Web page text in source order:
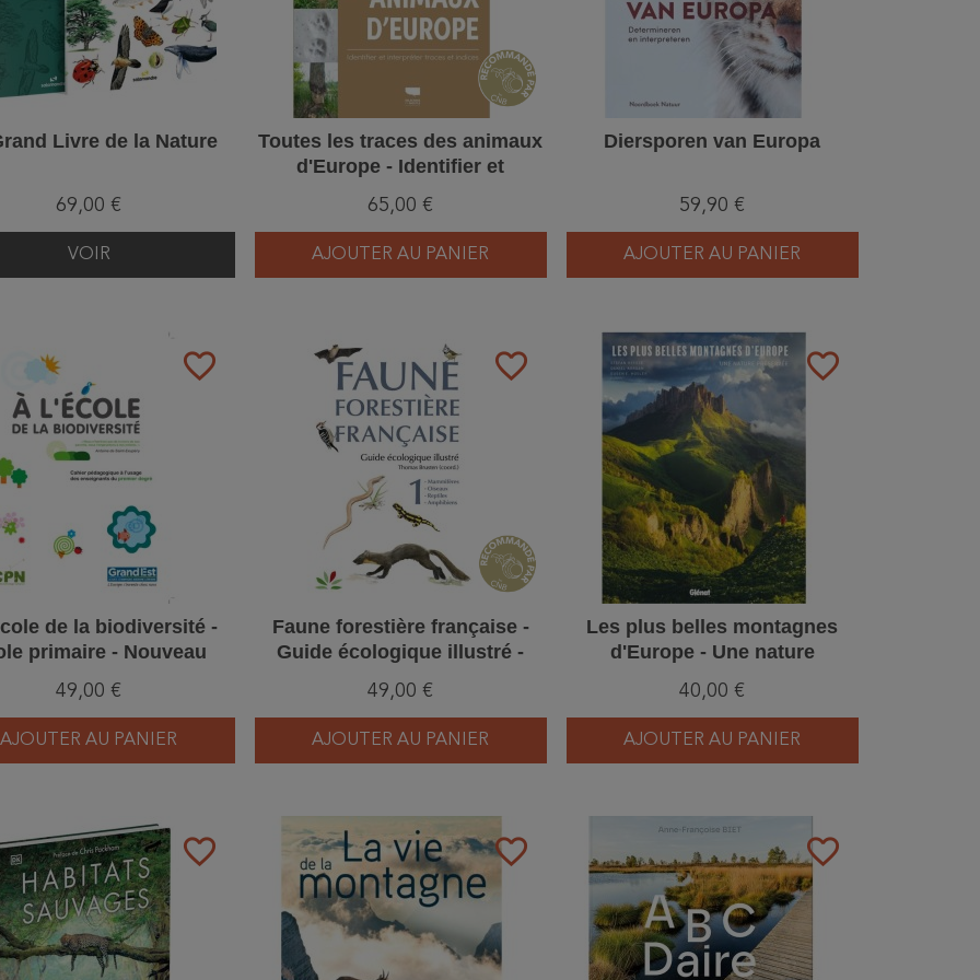
Livre de la Nature
69,00 €
VOIR
Toutes les traces des animaux
d'Europe - Identifier et
interpréter traces et indices
65,00 €
AJOUTER AU PANIER
Diersporen van Europa
59,90 €
AJOUTER AU PANIER
favorite_border
de la biodiversité -
primaire - Nouveau
49,00 €
AJOUTER AU PANIER
favorite_border
Faune forestière française -
Guide écologique illustré -
49,00 €
AJOUTER AU PANIER
favorite_border
Les plus belles montagnes
d'Europe - Une nature
40,00 €
AJOUTER AU PANIER
favorite_border favorite_border favorite_border